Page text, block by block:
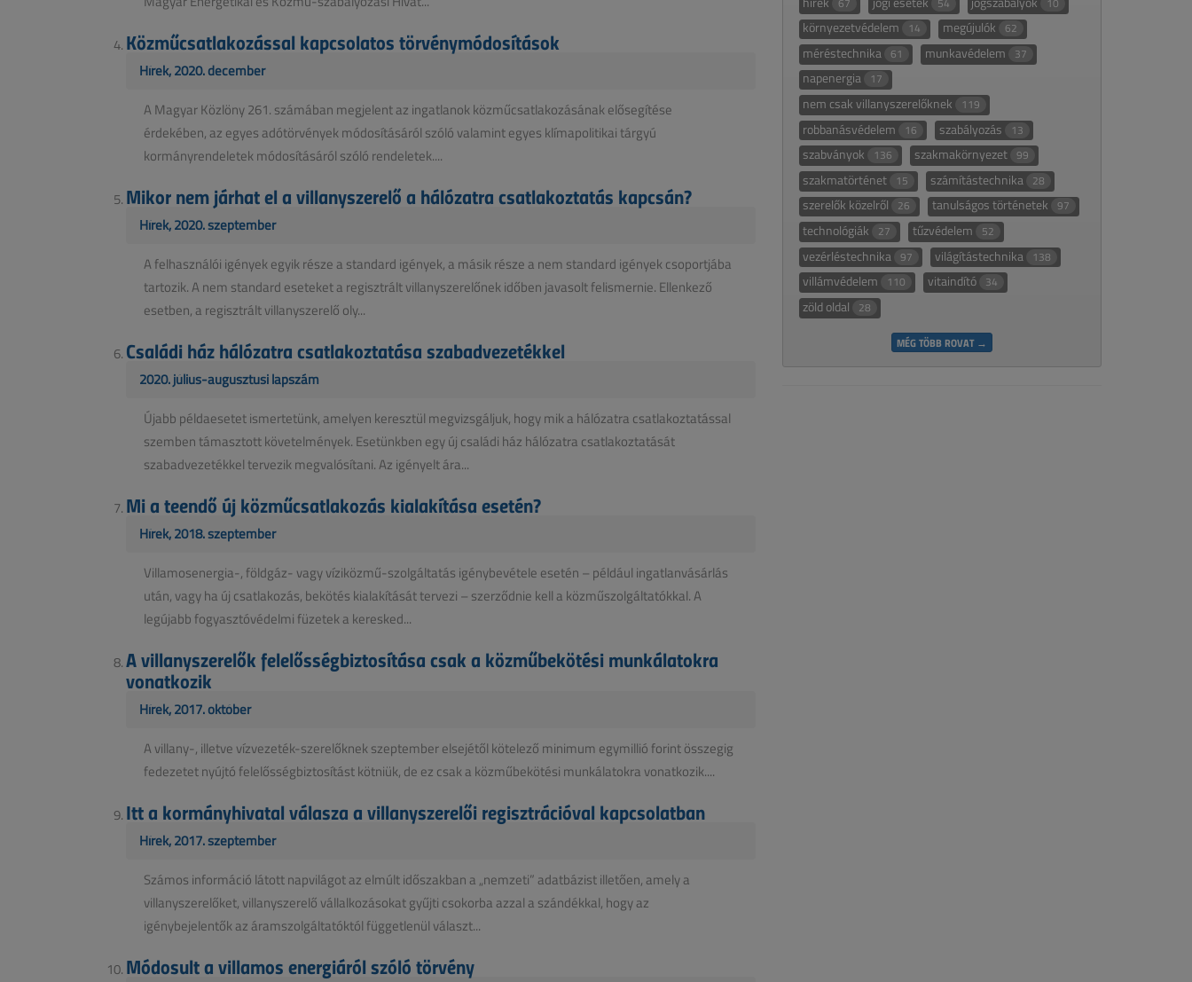
Közműcsatlakozással kapcsolatos törvénymódosítások
Hírek, 2020. december
A Magyar Közlöny 261. számában megjelent az ingatlanok közműcsatlakozásának elősegítése
érdekében, az egyes adótörvények módosításáról szóló valamint egyes klímapolitikai tárgyú
kormányrendeletek módosításáról szóló rendeletek....
Mikor nem járhat el a villanyszerelő a hálózatra csatlakoztatás kapcsán?
Hírek, 2020. szeptember
A felhasználói igények egyik része a standard igények, a másik része a nem standard igények csoportjába
tartozik. A nem standard eseteket a regisztrált villanyszerelőnek időben javasolt felismernie. Ellenkező
esetben, a regisztrált villanyszerelő oly...
Családi ház hálózatra csatlakoztatása szabadvezetékkel
2020. július-augusztusi lapszám
Újabb példaesetet ismertetünk, amelyen keresztül megvizsgáljuk, hogy mik a hálózatra csatlakoztatással
szemben támasztott követelmények. Esetünkben egy új családi ház hálózatra csatlakoztatását
szabadvezetékkel tervezik megvalósítani. Az igényelt ára...
Mi a teendő új közműcsatlakozás kialakítása esetén?
Hírek, 2018. szeptember
Villamosenergia-, földgáz- vagy víziközmű-szolgáltatás igénybevétele esetén – például ingatlanvásárlás
után, vagy ha új csatlakozás, bekötés kialakítását tervezi – szerződnie kell a közműszolgáltatókkal. A
legújabb fogyasztóvédelmi füzetek a keresked...
A villanyszerelők felelősségbiztosítása csak a közműbekötési munkálatokra
vonatkozik
Hírek, 2017. október
A villany-, illetve vízvezeték-szerelőknek szeptember elsejétől kötelező minimum egymillió forint összegig
fedezetet nyújtó felelősségbiztosítást kötniük, de ez csak a közműbekötési munkálatokra vonatkozik....
Itt a kormányhivatal válasza a villanyszerelői regisztrációval kapcsolatban
Hírek, 2017. szeptember
Számos információ látott napvilágot az elmúlt időszakban a „nemzeti” adatbázist illetően, amely a
villanyszerelőket, villanyszerelő vállalkozásokat gyűjti csokorba azzal a szándékkal, hogy az
igénybejelentők az áramszolgáltatóktól függetlenül választ...
Módosult a villamos energiáról szóló törvény
környezetvédelem 14 megújulók 62
méréstechnika 61 munkavédelem 37
napenergia 17
nem csak villanyszerelőknek 119
robbanásvédelem 16 szabályozás 13
szabványok 136 szakmakörnyezet 99
szakmatörténet 15 számítástechnika 28
szerelők közelről 26 tanulságos történetek 97
technológiák 27 tűzvédelem 52
vezérléstechnika 97 világítástechnika 138
villámvédelem 110 vitaindító 34
zöld oldal 28
MÉG TÖBB ROVAT →